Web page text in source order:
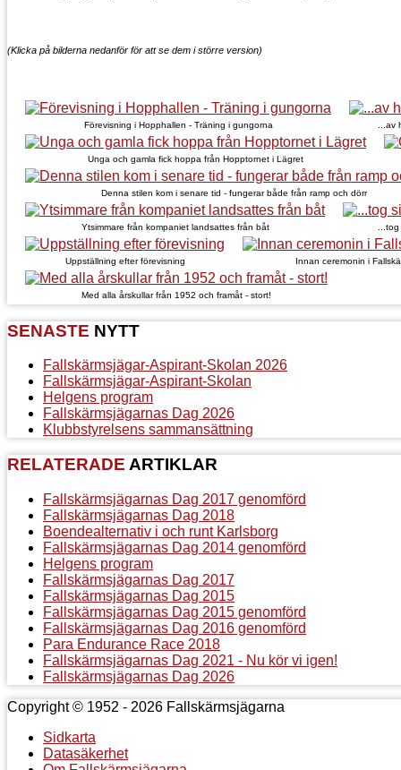
(Klicka på bilderna nedanför för att se dem i större version)
Förevisning i Hopphallen - Träning i gungorna ...av
Unga och gamla fick hoppa från Hopptornet i Lägret
Denna stilen kom i senare tid - fungerar både från ramp och dörr
Ytsimmare från kompaniet landsattes från båt
Uppställning efter förevisning Innan ceremonin i
Med alla årskullar från 1952 och framåt - stort!
SENASTE NYTT
Fallskärmsjägar-Aspirant-Skolan 2026
Fallskärmsjägar-Aspirant-Skolan
Helgens program
Fallskärmsjägarnas Dag 2026
Klubbstyrelsens sammansättning
RELATERADE ARTIKLAR
Fallskärmsjägarnas Dag 2017 genomförd
Fallskärmsjägarnas Dag 2018
Boendealternativ i och runt Karlsborg
Fallskärmsjägarnas Dag 2014 genomförd
Helgens program
Fallskärmsjägarnas Dag 2017
Fallskärmsjägarnas Dag 2015
Fallskärmsjägarnas Dag 2015 genomförd
Fallskärmsjägarnas Dag 2016 genomförd
Para Endurance Race 2018
Fallskärmsjägarnas Dag 2021 - Nu kör vi igen!
Fallskärmsjägarnas Dag 2026
Copyright © 1952 - 2026 Fallskärmsjägarna
Sidkarta
Datasäkerhet